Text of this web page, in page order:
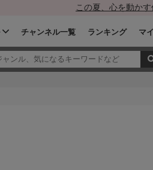
この夏、心を動か
チャンネル一覧 ランキング マ